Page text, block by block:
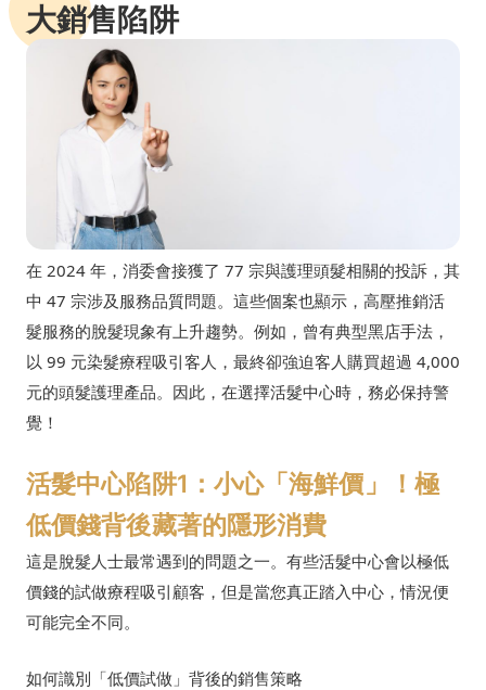
大銷售陷阱
在 2024 年，消委會接獲了 77 宗與護理頭髮相關的投訴，其
中 47 宗涉及服務品質問題。這些個案也顯示，高壓推銷活
髮服務的脫髮現象有上升趨勢。例如，曾有典型黑店手法，
以 99 元染髮療程吸引客人，最終卻強迫客人購買超過 4,000
元的頭髮護理產品。因此，在選擇活髮中心時，務必保持警
覺！
活髮中心陷阱1：小心「海鮮價」！極
低價錢背後藏著的隱形消費
這是脫髮人士最常遇到的問題之一。有些活髮中心會以極低
價錢的試做療程吸引顧客，但是當您真正踏入中心，情況便
可能完全不同。
如何識別「低價試做」背後的銷售策略